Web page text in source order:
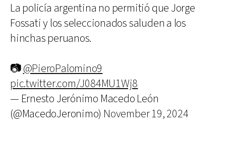
La policía argentina no permitió que Jorge
Fossati y los seleccionados saluden a los
hinchas peruanos.
📷@PieroPalomino9
pic.twitter.com/J084MU1Wj8
— Ernesto Jerónimo Macedo León
(@MacedoJeronimo) November 19, 2024